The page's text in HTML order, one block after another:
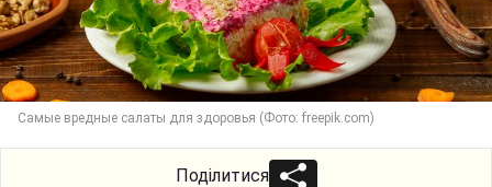
Самые вредные салаты для здоровья (Фото: freepik.com)
Поділитися